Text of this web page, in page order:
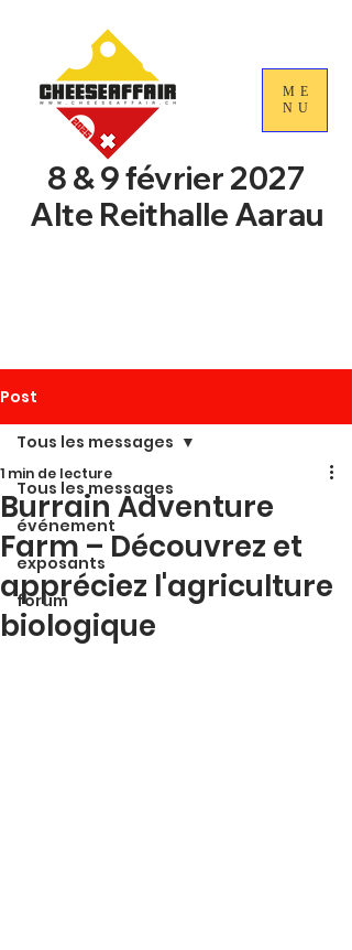
ME
NU
8 & 9 février 2027
Alte Reithalle Aarau
Post
Tous les messages
événement
exposants
forum
Tous les messages
Burrain Adventure
Farm – Découvrez et
appréciez l'agriculture
biologique
1 min de lecture